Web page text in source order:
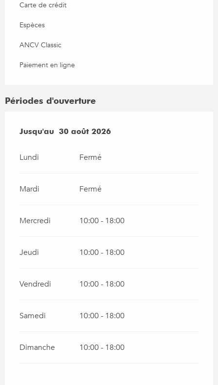
Carte de crédit
Espèces
ANCV Classic
Paiement en ligne
Périodes d'ouverture
Du4 juillet 2026 au30 août 2026
Jusqu'au 30 août 2026
Lundi Fermé
Mardi Fermé
Mercredi 10:00 - 18:00
Jeudi 10:00 - 18:00
Vendredi 10:00 - 18:00
Samedi 10:00 - 18:00
Dimanche 10:00 - 18:00